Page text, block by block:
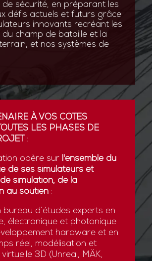
de sécurité, en préparant les
défis actuels et futurs grâce
innovants recréant les
du champ de bataille et la
et nos systèmes de
À VOS CÔTÉS
LES PHASES DE
:
opère sur l'ensemble du
de ses simulateurs et
simulation, de la
au soutien:
bureau d’études experts en
électronique et photonique
hardware et en
réel, modélisation et
3D (Unreal, MÄK,